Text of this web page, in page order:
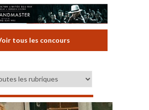
tous les concours